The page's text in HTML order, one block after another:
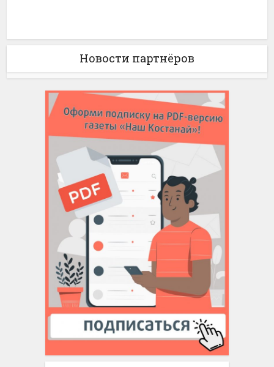
Новости партнёров